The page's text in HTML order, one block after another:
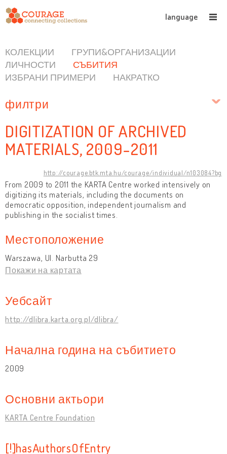
language
КОЛЕКЦИИ
ГРУПИ&ОРГАНИЗАЦИИ
ЛИЧНОСТИ
СЪБИТИЯ
ИЗБРАНИ ПРИМЕРИ
НАКРАТКО
филтри
DIGITIZATION OF ARCHIVED
MATERIALS, 2009-2011
http://courage.btk.mta.hu/courage/individual/n103084?bg
From 2009 to 2011 the KARTA Centre worked intensively on
digitizing its materials, including the documents on
democratic opposition, independent journalism and
publishing in the socialist times.
Местоположение
Warszawa, Ul. Narbutta 29
Покажи на картата
Уебсайт
http://dlibra.karta.org.pl/dlibra/
Начална година на събитието
2009
Основни актьори
KARTA Centre Foundation
[!]hasAuthorsOfEntry